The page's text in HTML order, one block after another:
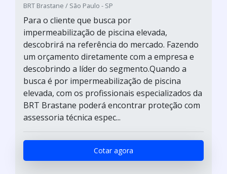
BRT Brastane / São Paulo - SP
Para o cliente que busca por
impermeabilização de piscina elevada,
descobrirá na referência do mercado. Fazendo
um orçamento diretamente com a empresa e
descobrindo a líder do segmento.Quando a
busca é por impermeabilização de piscina
elevada, com os profissionais especializados da
BRT Brastane poderá encontrar proteção com
assessoria técnica espec...
Cotar agora